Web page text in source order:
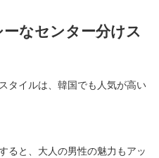
なセンター分けス
タイルは、韓国でも人気が高い
ると、大人の男性の魅力もアッ